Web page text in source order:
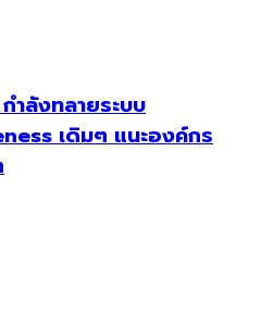
ำลังทลายระบบ
เดิมๆ แนะองค์กร